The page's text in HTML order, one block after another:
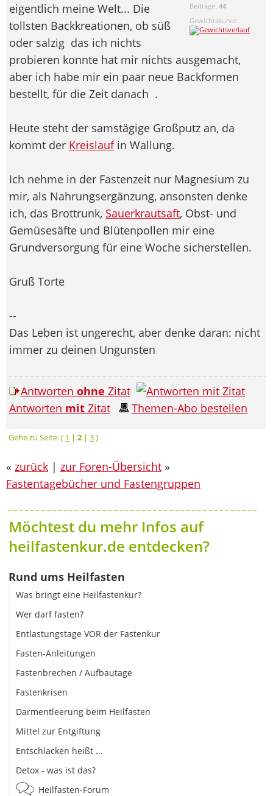
Beiträge:44
Gewichtskurve:
eigentlich meine Welt... Die
tollsten Backkreationen, ob süß
oder salzig das ich nichts
probieren konnte hat mir nichts ausgemacht,
aber ich habe mir ein paar neue Backformen
bestellt, für die Zeit danach .
Heute steht der samstägige Großputz an, da
kommt der Kreislaufin Wallung.
Ich nehme in der Fastenzeit nur Magnesium zu
mir, als Nahrungsergänzung, ansonsten denke
ich, das Brottrunk, Sauerkrautsaft, Obst- und
Gemüsesäfte und Blütenpollen mir eine
Grundversorgung für eine Woche sicherstellen.
Gruß Torte
--
Das Leben ist ungerecht, aber denke daran: nicht
immer zu deinen Ungunsten
Antworten ohne Zitat
Antworten mit Zitat Themen-Abo bestellen
Gehe zu Seite: ( 1 | 2 | 3)
« zurück | zur Foren-Übersicht »
Fastentagebücher und Fastengruppen
Möchtest du mehr Infos auf
heilfastenkur.de entdecken?
Rund ums Heilfasten
Was bringt eine Heilfastenkur?
Wer darf fasten?
Entlastungstage VOR der Fastenkur
Fasten-Anleitungen
Fastenbrechen / Aufbautage
Fastenkrisen
Darmentleerung beim Heilfasten
Mittel zur Entgiftung
Entschlacken heißt ...
Detox - was ist das?
Heilfasten-Forum